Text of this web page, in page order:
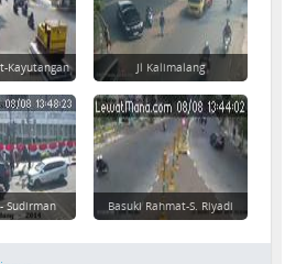
Kayutangan Jl Kalimalang
Sudirman Basuki Rahmat-S. Riyadi